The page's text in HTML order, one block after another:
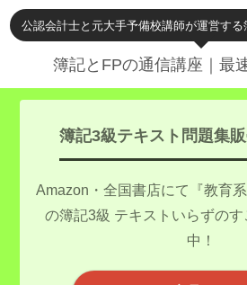
公認会計士と元大手予備校講師が運営す
簿記とFPの通信講座｜最
簿記3級テキスト問題集
Amazon・全国書店にて『教育
の簿記3級 テキストいらずの
中！